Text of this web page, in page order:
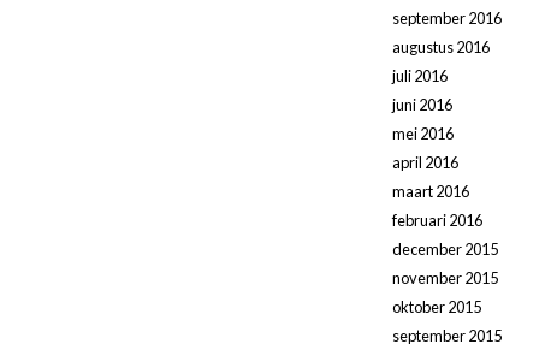
september 2016
augustus 2016
juli 2016
juni 2016
mei 2016
april 2016
maart 2016
februari 2016
december 2015
november 2015
oktober 2015
september 2015